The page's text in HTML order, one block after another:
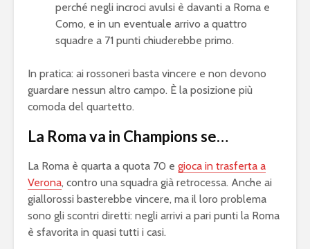
perché negli incroci avulsi è davanti a Roma e
Como, e in un eventuale arrivo a quattro
squadre a 71 punti chiuderebbe primo.
In pratica: ai rossoneri basta vincere e non devono
guardare nessun altro campo. È la posizione più
comoda del quartetto.
La Roma va in Champions se…
La Roma è quarta a quota 70 e gioca in trasferta a
Verona, contro una squadra già retrocessa. Anche ai
giallorossi basterebbe vincere, ma il loro problema
sono gli scontri diretti: negli arrivi a pari punti la Roma
è sfavorita in quasi tutti i casi.